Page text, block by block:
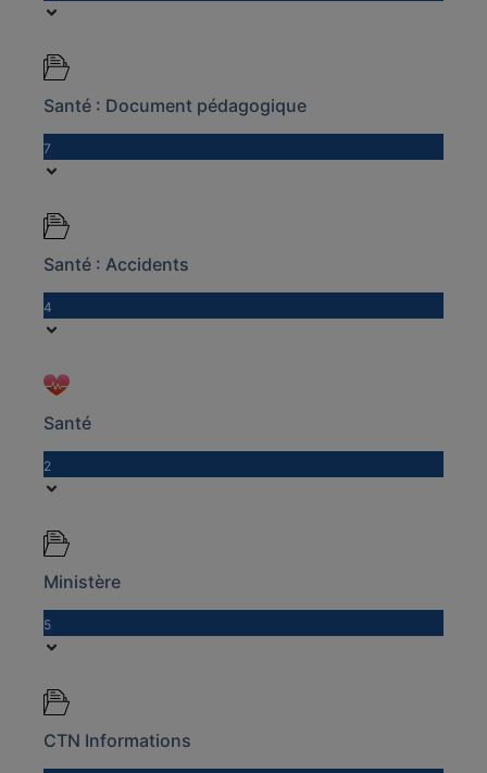
Santé : Document pédagogique
7
Santé : Accidents
4
Santé
2
Ministère
5
CTN Informations